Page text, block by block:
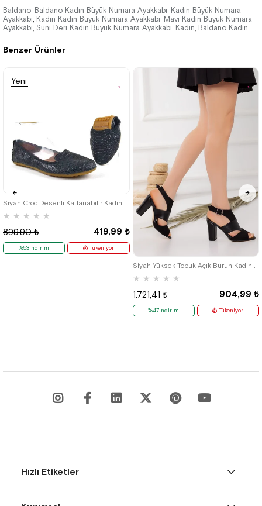
Benzer Ürünler
★ ★ ★ ★ ★
419,99 ₺
899,90 ₺
%53İndirim
Yeni
Tükeniyor
★ ★ ★ ★ ★
904,99 ₺
1.721,41 ₺
%47İndirim Tükeniyor
Baldano, Baldano Kadın Büyük Numara Ayakkabı, Kadın Büyük Numara
Ayakkabı, Kadın Kadın Büyük Numara Ayakkabı, Mavi Kadın Büyük Numara
Ayakkabı, Suni Deri Kadın Büyük Numara Ayakkabı, Kadın, Baldano Kadın,
Hızlı Etiketler